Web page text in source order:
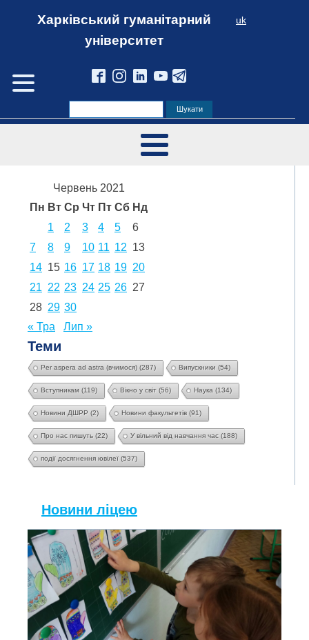
Харківський гуманітарний
університет
uk
Червень 2021
Пн Вт Ср Чт Пт Сб Нд
1
2 3 4 5
6
7
8 9 10 11 12 13
14 15 16 17 18 19 20
21 22 23 24 25 26 27
28 29 30
« Тра
Лип »
Теми
Per aspera ad astra (вчимося) (287) Випускники (54)
Вступникам (119) Вікно у світ (56) Наука (134)
Новини ДШРР (2) Новини факультетів (91)
Про нас пишуть (22) У вільний від навчання час (188)
події досягнення ювілеї (537)
Новини ліцею